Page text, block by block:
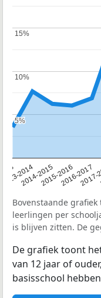
2013-20142014-20152015-20162016-2017
5%
5%
10%
10%
15%
15%
Bovenstaande
leerlingen per
is blijven zitten. De
De grafiek toont
van 12 jaar of
basisschool